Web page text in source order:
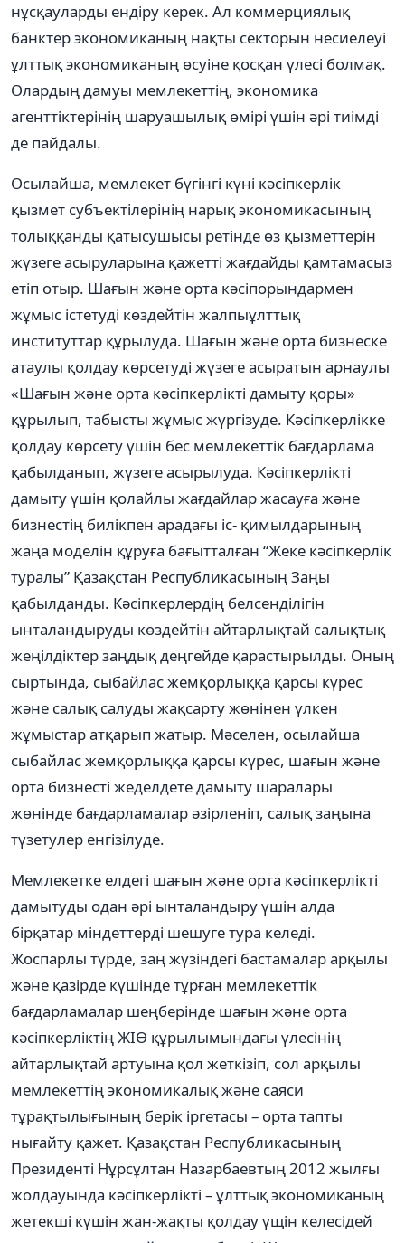
нұсқауларды ендіру керек. Ал коммерциялық
банктер экономиканың нақты секторын несиелеуі
ұлттық экономиканың өсуіне қосқан үлесі болмақ.
Олардың дамуы мемлекеттің, экономика
агенттіктерінің шаруашылық өмірі үшін əрі тиімді
де пайдалы.
Осылайша, мемлекет бүгінгі күні кəсіпкерлік
қызмет субъектілерінің нарық экономикасының
толыққанды қатысушысы ретінде өз қызметтерін
жүзеге асыруларына қажетті жағдайды қамтамасыз
етіп отыр. Шағын жəне орта кəсіпорындармен
жұмыс істетуді көздейтін жалпыұлттық
институттар құрылуда. Шағын жəне орта бизнеске
атаулы қолдау көрсетуді жүзеге асыратын арнаулы
«Шағын жəне орта кəсіпкерлікті дамыту қоры»
құрылып, табысты жұмыс жүргізуде. Кəсіпкерлікке
қолдау көрсету үшін бес мемлекеттік бағдарлама
қабылданып, жүзеге асырылуда. Кəсіпкерлікті
дамыту үшін қолайлы жағдайлар жасауға жəне
бизнестің билікпен арадағы іс- қимылдарының
жаңа моделін құруға бағытталған “Жеке кəсіпкерлік
туралы” Қазақстан Республикасының Заңы
қабылданды. Кəсіпкерлердің белсенділігін
ынталандыруды көздейтін айтарлықтай салықтық
жеңілдіктер заңдық деңгейде қарастырылды. Оның
сыртында, сыбайлас жемқорлыққа қарсы күрес
жəне салық салуды жақсарту жөнінен үлкен
жұмыстар атқарып жатыр. Мəселен, осылайша
сыбайлас жемқорлыққа қарсы күрес, шағын жəне
орта бизнесті жеделдете дамыту шаралары
жөнінде бағдарламалар əзірленіп, салық заңына
түзетулер енгізілуде.
Мемлекетке елдегі шағын жəне орта кəсіпкерлікті
дамытуды одан əрі ынталандыру үшін алда
бірқатар міндеттерді шешуге тура келеді.
Жоспарлы түрде, заң жүзіндегі бастамалар арқылы
жəне қазірде күшінде тұрған мемлекеттік
бағдарламалар шеңберінде шағын жəне орта
кəсіпкерліктің ЖІӨ құрылымындағы үлесінің
айтарлықтай артуына қол жеткізіп, сол арқылы
мемлекеттің экономикалық жəне саяси
тұрақтылығының берік іргетасы – орта тапты
нығайту қажет. Қазақстан Республикасының
Президенті Нұрсұлтан Назарбаевтың 2012 жылғы
жолдауында кəсіпкерлікті – ұлттық экономиканың
жетекші күшін жан-жақты қолдау үщін келесідей